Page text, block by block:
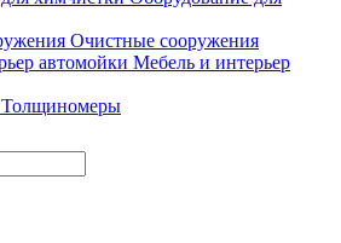
Очистные сооружения
Мебель и интерьер
Толщиномеры